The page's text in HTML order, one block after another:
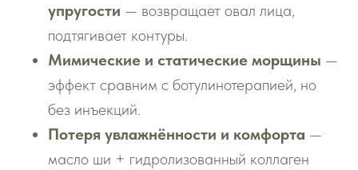
упругости — возвращает овал лица,
подтягивает контуры.
Мимические и статические морщины —
эффект сравним с ботулинотерапией, но
без инъекций.
Потеря увлажнённости и комфорта —
масло ши + гидролизованный коллаген